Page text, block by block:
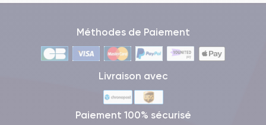
Méthodes de Paiement
Livraison avec
Paiement 100% sécurisé